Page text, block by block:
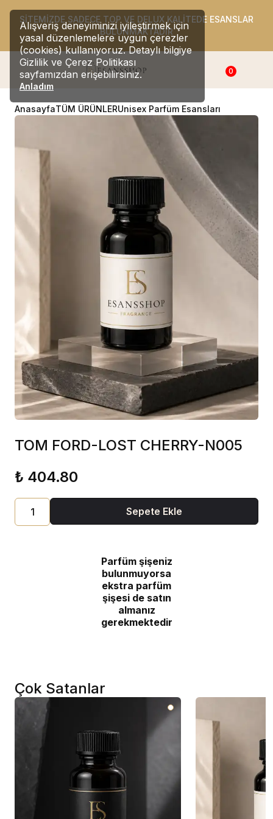
Alışveriş deneyiminizi iyileştirmek için
yasal düzenlemelere uygun çerezler
(cookies) kullanıyoruz. Detaylı bilgiye
Gizlilik ve Çerez Politikası
sayfamızdan erişebilirsiniz.
Anladım
SİTEMİZDE SADECE TOP VE DELUX KALİTEDE ESANSLAR
BULUNMAKTADIR
0
AnasayfaTÜM ÜRÜNLERUnisex Parfüm Esansları
TOM FORD-LOST CHERRY-N005
₺ 404.80
Sepete Ekle
Parfüm şişeniz
bulunmuyorsa
ekstra parfüm
şişesi de satın
almanız
gerekmektedir
Çok Satanlar